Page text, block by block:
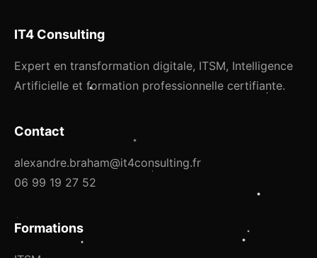
IT4 Consulting
Expert en transformation digitale, ITSM, Intelligence
Artificielle et formation professionnelle certifiante.
Contact
alexandre.braham@it4consulting.fr
06 99 19 27 52
Formations